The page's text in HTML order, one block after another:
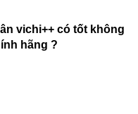
vichi++ có tốt không
hãng ?